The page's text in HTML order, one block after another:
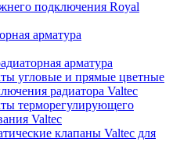
подключения Royal
арматура
арматура
угловые и прямые цветные
радиатора Valtec
терморегулирующего
Valtec
клапаны Valtec для